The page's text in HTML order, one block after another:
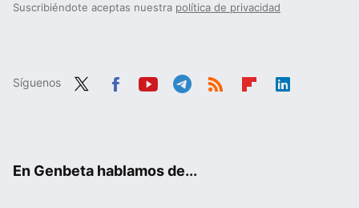
Suscribiéndote aceptas nuestra política de privacidad
Síguenos
En Genbeta hablamos de...